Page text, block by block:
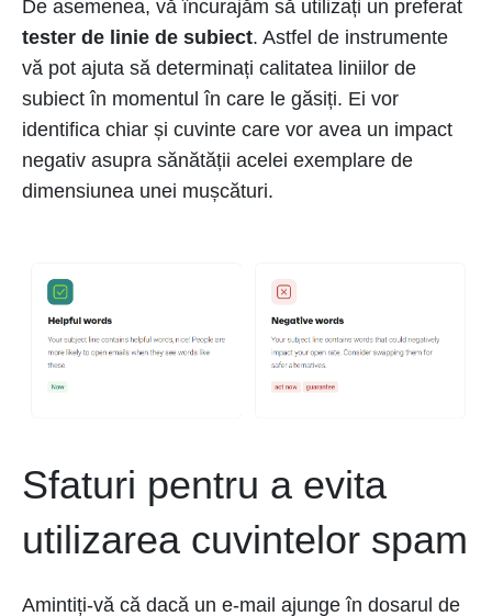
De asemenea, vă încurajăm să utilizați un preferat
tester de linie de subiect. Astfel de instrumente
vă pot ajuta să determinați calitatea liniilor de
subiect în momentul în care le găsiți. Ei vor
identifica chiar și cuvinte care vor avea un impact
negativ asupra sănătății acelei exemplare de
dimensiunea unei mușcături.
Sfaturi pentru a evita
utilizarea cuvintelor spam
Amintiți-vă că dacă un e-mail ajunge în dosarul de